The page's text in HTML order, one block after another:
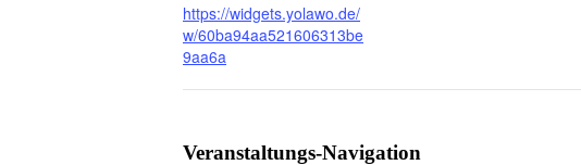
https://widgets.yolawo.de/
w/60ba94aa521606313be
9aa6a
Veranstaltungs-Navigation